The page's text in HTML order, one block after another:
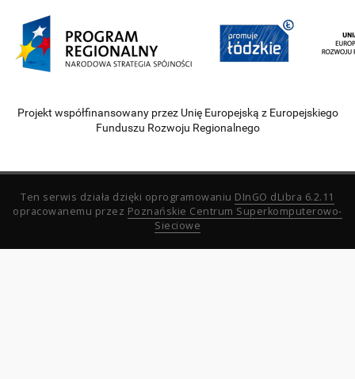
Projekt współfinansowany przez Unię Europejską z Europejskiego
Funduszu Rozwoju Regionalnego
Ten serwis działa dzięki oprogramowaniu DInGO dLibra 6.2.11
opracowanemu przez Poznańskie Centrum Superkomputerowo-
Sieciowe